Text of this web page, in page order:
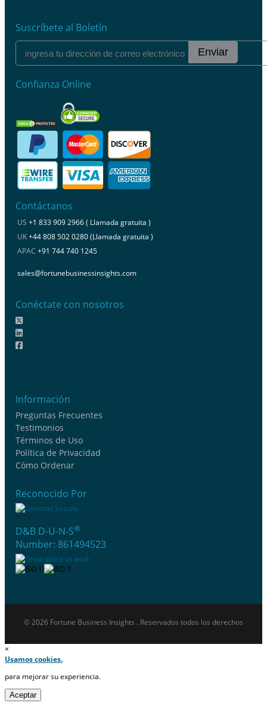
Suscríbete al Boletín
Enviar
Confianza Online
Contáctanos
US +1 833 909 2966 ( Llamada gratuita )
UK+44 808 502 0280 (Llamada gratuita )
APAC +91 744 740 1245
sales@fortunebusinessinsights.com
Conéctate con nosotros
Información
Preguntas Frecuentes
Testimonios
Términos de Uso
Política de Privacidad
Cómo Ordenar
Reconocido Por
D&B D-U-N-S®
Number: 861494523
© 2026 Fortune Business Insights . Reservados todos los derechos
×
Usamos cookies.
para mejorar su experiencia.
Aceptar